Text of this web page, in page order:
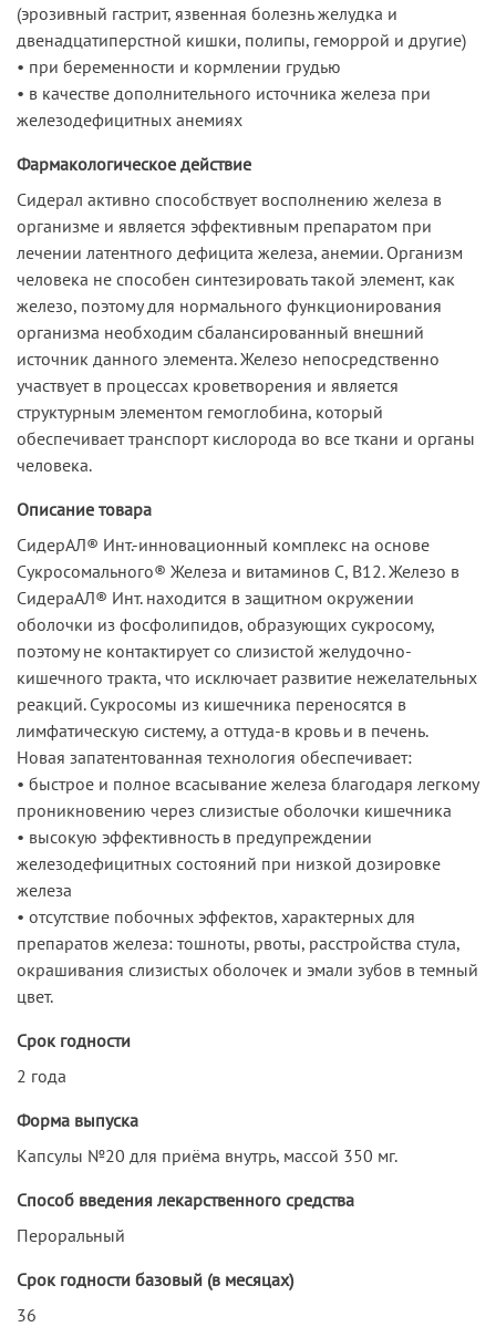
(эрозивный гастрит, язвенная болезнь желудка и
двенадцатиперстной кишки, полипы, геморрой и другие)
• при беременности и кормлении грудью
• в качестве дополнительного источника железа при
железодефицитных анемиях
Фармакологическое действие
Сидерал активно способствует восполнению железа в
организме и является эффективным препаратом при
лечении латентного дефицита железа, анемии. Организм
человека не способен синтезировать такой элемент, как
железо, поэтому для нормального функционирования
организма необходим сбалансированный внешний
источник данного элемента. Железо непосредственно
участвует в процессах кроветворения и является
структурным элементом гемоглобина, который
обеспечивает транспорт кислорода во все ткани и органы
человека.
Описание товара
СидерАЛ® Инт.-инновационный комплекс на основе
Сукросомального® Железа и витаминов С, В12. Железо в
СидераАЛ® Инт. находится в защитном окружении
оболочки из фосфолипидов, образующих сукросому,
поэтому не контактирует со слизистой желудочно-
кишечного тракта, что исключает развитие нежелательных
реакций. Сукросомы из кишечника переносятся в
лимфатическую систему, а оттуда-в кровь и в печень.
Новая запатентованная технология обеспечивает:
• быстрое и полное всасывание железа благодаря легкому
проникновению через слизистые оболочки кишечника
• высокую эффективность в предупреждении
железодефицитных состояний при низкой дозировке
железа
• отсутствие побочных эффектов, характерных для
препаратов железа: тошноты, рвоты, расстройства стула,
окрашивания слизистых оболочек и эмали зубов в темный
цвет.
Срок годности
2 года
Форма выпуска
Капсулы №20 для приёма внутрь, массой 350 мг.
Способ введения лекарственного средства
Пероральный
Срок годности базовый (в месяцах)
36